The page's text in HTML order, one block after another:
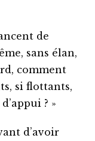
de
sans élan,
comment
si flottants,
? »
d’avoir